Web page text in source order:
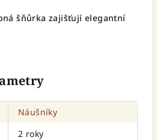
šňůrka zajišťují elegantní
Náušníky
2 roky